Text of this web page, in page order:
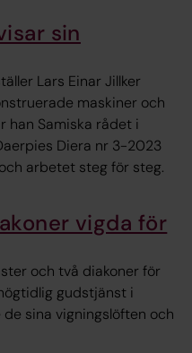
sin
Lars Einar Jillker
maskiner och
han Samiska rådet i
Diera nr 3-2023
arbetet steg för steg.
vigda för
och två diakoner för
gudstjänst i
sina vigningslöften och